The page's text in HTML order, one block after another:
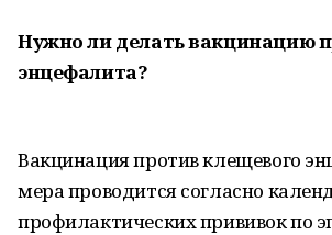
Нужно ли делать вакцинацию
энцефалита?
Вакцинация против клещевого
мера проводится согласно
профилактических прививок по